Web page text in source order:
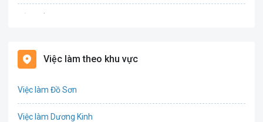
Biên phiên dịch
Việc làm theo khu vực
Việc làm Đồ Sơn
Việc làm Dương Kinh